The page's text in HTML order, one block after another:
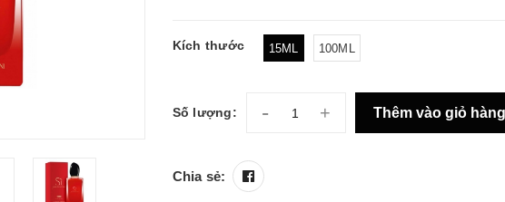
Kích thước 15ML 100ML
Số lượng: - + Thêm vào giỏ hàng
Chia sẻ: